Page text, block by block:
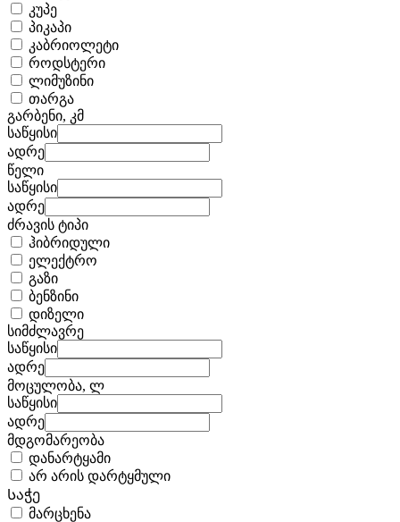
კუპე
პიკაპი
კაბრიოლეტი
როდსტერი
ლიმუზინი
თარგა
გარბენი, კმ
საწყისი
ადრე
წელი
საწყისი
ადრე
ძრავის ტიპი
ჰიბრიდული
ელექტრო
გაზი
ბენზინი
დიზელი
სიმძლავრე
საწყისი
ადრე
მოცულობა, ლ
საწყისი
ადრე
მდგომარეობა
დანარტყამი
არ არის დარტყმული
Საჭე
მარცხენა